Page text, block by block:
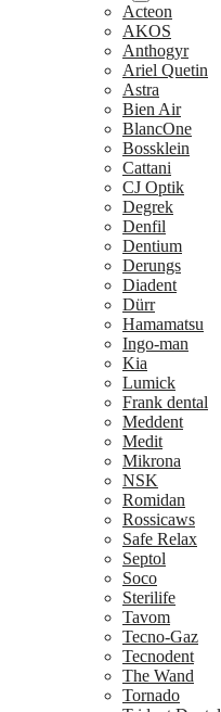
Acteon
AKOS
Anthogyr
Ariel Quetin
Astra
Bien Air
BlancOne
Bossklein
Cattani
CJ Optik
Degrek
Denfil
Dentium
Derungs
Diadent
Dürr
Hamamatsu
Ingo-man
Kia
Lumick
Frank dental
Meddent
Medit
Mikrona
NSK
Romidan
Rossicaws
Safe Relax
Septol
Soco
Sterilife
Tavom
Tecno-Gaz
Tecnodent
The Wand
Tornado